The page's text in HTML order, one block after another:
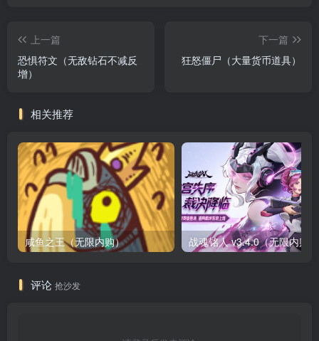
上一篇
恐惧符文（无敌钻石不减反
增）
下一篇
狂怒僵尸（大量货币道具）
相关推荐
咸鱼之王（无限内购）
评论 抢沙发